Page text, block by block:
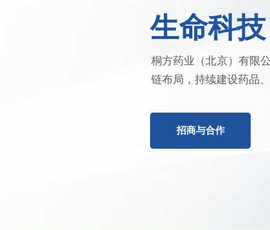
生命科
桐方药业（北京）有限
链布局，持续建设药品
招商与合作